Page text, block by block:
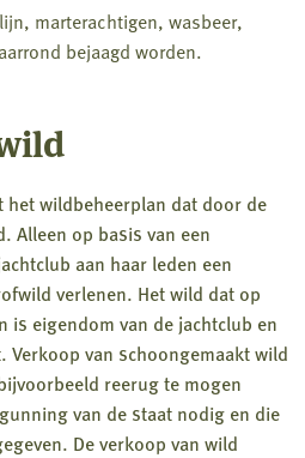
marterachtigen, wasbeer,
bejaagd worden.
het wildbeheerplan dat door de
Alleen op basis van een
aan haar leden een
verlenen. Het wild dat op
is eigendom van de jachtclub en
Verkoop van schoongemaakt wild
reerug te mogen
van de staat nodig en die
De verkoop van wild